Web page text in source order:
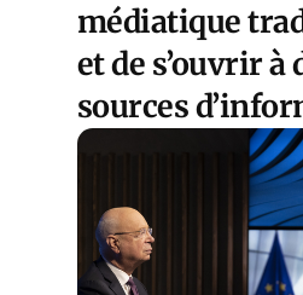
médiatique
et de s’ouvrir à
sources